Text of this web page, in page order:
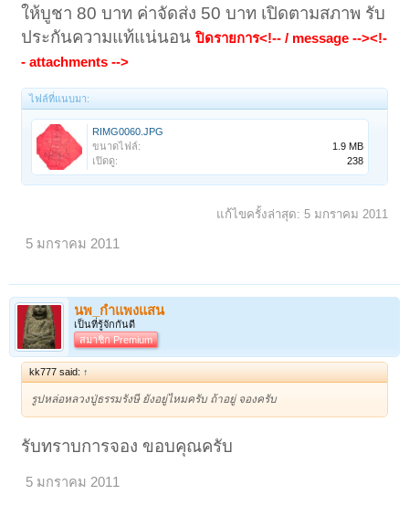
ให้บูชา 80 บาท ค่าจัดส่ง 50 บาท เปิดตามสภาพ รับ
ประกันความแท้แน่นอนปิดรายการ<!-- / message --><!-
- attachments -->
ไฟล์ที่แนบมา:
RIMG0060.JPG
ขนาดไฟล์:
1.9 MB
เปิดดู:
238
แก้ไขครั้งล่าสุด: 5 มกราคม 2011
5 มกราคม 2011
นพ_กำแพงแสน
เป็นที่รู้จักกันดี
สมาชิก Premium
kk777 said: ↑
รูปหล่อหลวงปู่ธรรมรังษี ยังอยู่ไหมครับ ถ้าอยู่ จองครับ
รับทราบการจอง ขอบคุณครับ
5 มกราคม 2011